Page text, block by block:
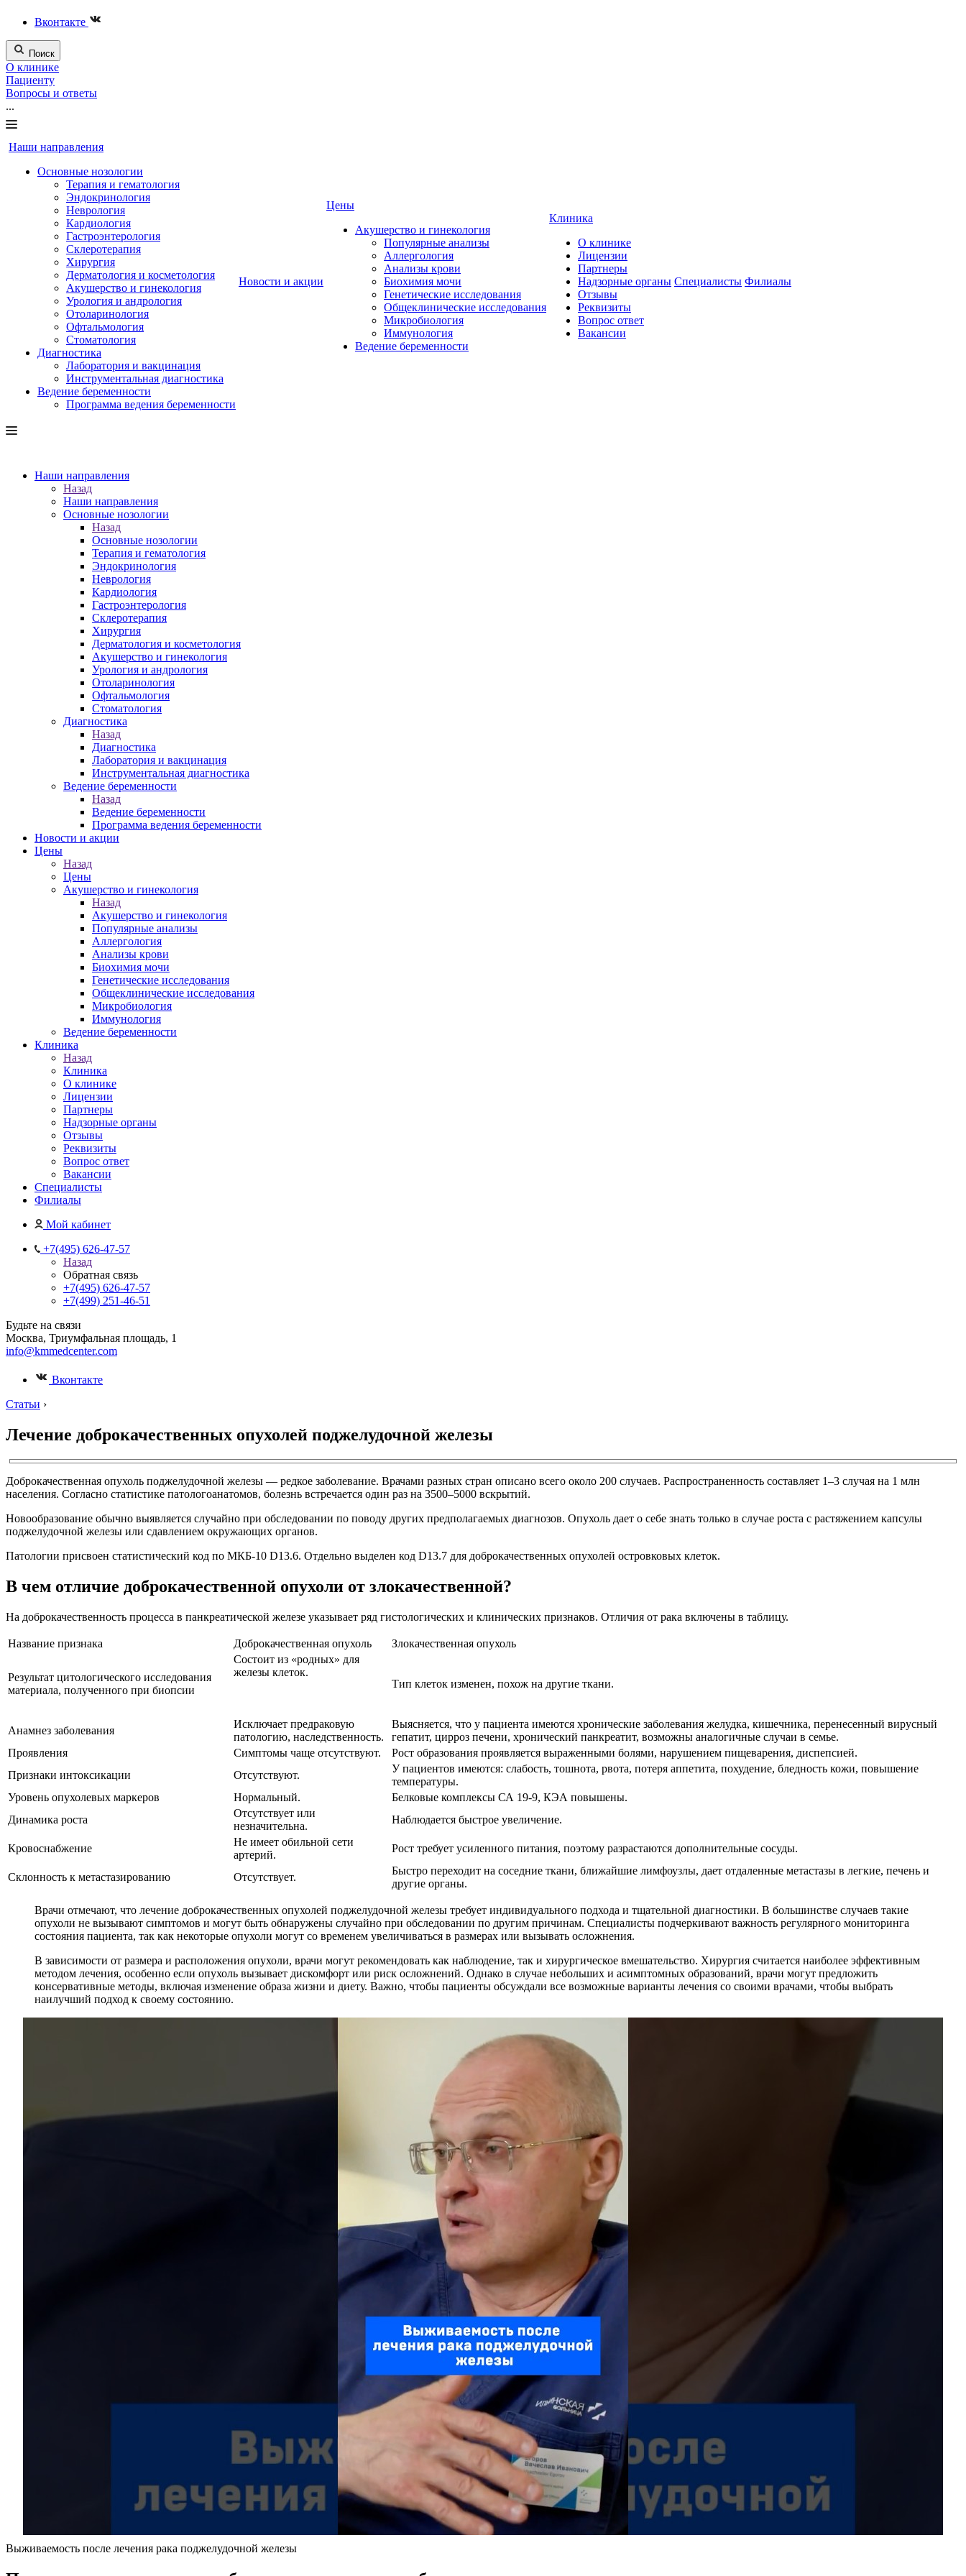
Вконтакте
Поиск
О клинике
Пациенту
Вопросы и ответы
...
Наши направления
Основные нозологии
Терапия и гематология
Эндокринология
Неврология
Кардиология
Гастроэнтерология
Склеротерапия
Хирургия
Дерматология и косметология
Акушерство и гинекология
Урология и андрология
Отоларинология
Офтальмология
Стоматология
Диагностика
Лаборатория и вакцинация
Инструментальная диагностика
Ведение беременности
Программа ведения беременности
Новости и акции
Цены
Акушерство и гинекология
Популярные анализы
Аллергология
Анализы крови
Биохимия мочи
Генетические исследования
Общеклинические исследования
Микробиология
Иммунология
Ведение беременности
Клиника
О клинике
Лицензии
Партнеры
Надзорные органы
Отзывы
Реквизиты
Вопрос ответ
Вакансии
Специалисты Филиалы
Наши направления
Назад
Наши направления
Основные нозологии
Назад
Основные нозологии
Терапия и гематология
Эндокринология
Неврология
Кардиология
Гастроэнтерология
Склеротерапия
Хирургия
Дерматология и косметология
Акушерство и гинекология
Урология и андрология
Отоларинология
Офтальмология
Стоматология
Диагностика
Назад
Диагностика
Лаборатория и вакцинация
Инструментальная диагностика
Ведение беременности
Назад
Ведение беременности
Программа ведения беременности
Новости и акции
Цены
Назад
Цены
Акушерство и гинекология
Назад
Акушерство и гинекология
Популярные анализы
Аллергология
Анализы крови
Биохимия мочи
Генетические исследования
Общеклинические исследования
Микробиология
Иммунология
Ведение беременности
Клиника
Назад
Клиника
О клинике
Лицензии
Партнеры
Надзорные органы
Отзывы
Реквизиты
Вопрос ответ
Вакансии
Специалисты
Филиалы
Мой кабинет
+7(495) 626-47-57
Назад
Обратная связь
+7(495) 626-47-57
+7(499) 251-46-51
Будьте на связи
Москва, Триумфальная площадь, 1
info@kmmedcenter.com
Вконтакте
Статьи ›
Лечение доброкачественных опухолей поджелудочной железы
Доброкачественная опухоль поджелудочной железы — редкое заболевание. Врачами разных стран описано всего около 200 случаев. Распространенность составляет 1–3 случая на 1 млн
населения. Согласно статистике патологоанатомов, болезнь встречается один раз на 3500–5000 вскрытий.
Новообразование обычно выявляется случайно при обследовании по поводу других предполагаемых диагнозов. Опухоль дает о себе знать только в случае роста с растяжением капсулы
поджелудочной железы или сдавлением окружающих органов.
Патологии присвоен статистический код по МКБ-10 D13.6. Отдельно выделен код D13.7 для доброкачественных опухолей островковых клеток.
В чем отличие доброкачественной опухоли от злокачественной?
На доброкачественность процесса в панкреатической железе указывает ряд гистологических и клинических признаков. Отличия от рака включены в таблицу.
Название признака Доброкачественная опухоль Злокачественная опухоль
Результат цитологического исследования
материала, полученного при биопсии
Состоит из «родных» для
железы клеток.
Тип клеток изменен, похож на другие ткани.
Анамнез заболевания
Исключает предраковую
патологию, наследственность.
Выясняется, что у пациента имеются хронические заболевания желудка, кишечника, перенесенный вирусный
гепатит, цирроз печени, хронический панкреатит, возможны аналогичные случаи в семье.
Проявления
Симптомы чаще отсутствуют.
Рост образования проявляется выраженными болями, нарушением пищеварения, диспепсией.
Признаки интоксикации
Отсутствуют.
У пациентов имеются: слабость, тошнота, рвота, потеря аппетита, похудение, бледность кожи, повышение
температуры.
Уровень опухолевых маркеров
Нормальный.
Белковые комплексы СА 19-9, КЭА повышены.
Динамика роста
Отсутствует или
незначительна.
Наблюдается быстрое увеличение.
Кровоснабжение
Не имеет обильной сети
артерий.
Рост требует усиленного питания, поэтому разрастаются дополнительные сосуды.
Склонность к метастазированию Отсутствует.
Быстро переходит на соседние ткани, ближайшие лимфоузлы, дает отдаленные метастазы в легкие, печень и
другие органы.
Врачи отмечают, что лечение доброкачественных опухолей поджелудочной железы требует индивидуального подхода и тщательной диагностики. В большинстве случаев такие
опухоли не вызывают симптомов и могут быть обнаружены случайно при обследовании по другим причинам. Специалисты подчеркивают важность регулярного мониторинга
состояния пациента, так как некоторые опухоли могут со временем увеличиваться в размерах или вызывать осложнения.
В зависимости от размера и расположения опухоли, врачи могут рекомендовать как наблюдение, так и хирургическое вмешательство. Хирургия считается наиболее эффективным
методом лечения, особенно если опухоль вызывает дискомфорт или риск осложнений. Однако в случае небольших и асимптомных образований, врачи могут предложить
консервативные методы, включая изменение образа жизни и диету. Важно, чтобы пациенты обсуждали все возможные варианты лечения со своими врачами, чтобы выбрать
наилучший подход к своему состоянию.
Выживаемость после лечения рака поджелудочной железы